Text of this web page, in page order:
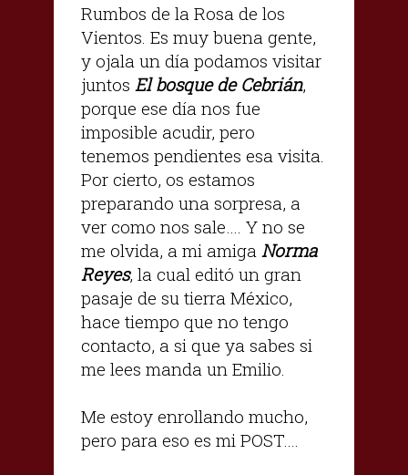
Rumbos de la Rosa de los
Vientos. Es muy buena gente,
y ojala un día podamos visitar
juntos El bosque de Cebrián,
porque ese día nos fue
imposible acudir, pero
tenemos pendientes esa visita.
Por cierto, os estamos
preparando una sorpresa, a
ver como nos sale…. Y no se
me olvida, a mi amiga Norma
Reyes, la cual editó un gran
pasaje de su tierra México,
hace tiempo que no tengo
contacto, a si que ya sabes si
me lees manda un Emilio.
Me estoy enrollando mucho,
pero para eso es mi POST….